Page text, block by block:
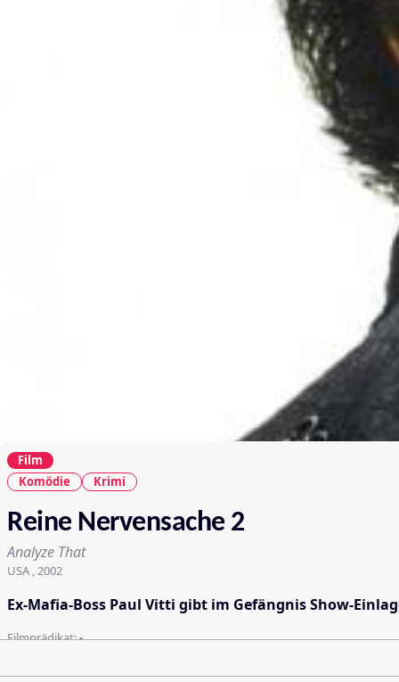
Film
Komödie
Krimi
Reine Nervensache 2
Analyze That
USA , 2002
Ex-Mafia-Boss Paul Vitti gibt im Gefängnis Show-
Filmprädikat:-